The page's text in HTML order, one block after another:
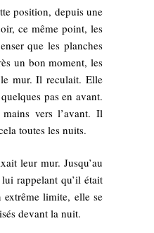
position, depuis une
ce même point, les
que les planches
un bon moment, les
mur. Il reculait. Elle
pas en avant.
vers l’avant. Il
toutes les nuits.
leur mur. Jusqu’au
rappelant qu’il était
extrême limite, elle se
devant la nuit.